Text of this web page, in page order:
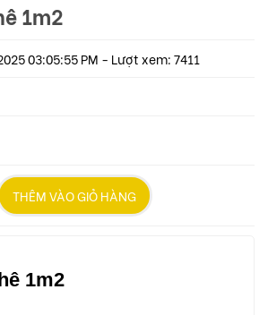
1m2
03:05:55 PM - Lượt xem: 7411
THÊM VÀO GIỎ HÀNG
1m2